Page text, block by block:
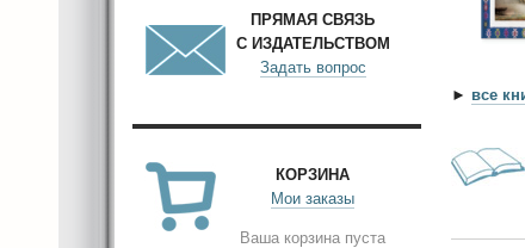
► все
ПРЯМАЯ СВЯЗЬ
С ИЗДАТЕЛЬСТВОМ
Задать вопрос
КОРЗИНА
Мои заказы
Ваша корзина пуста